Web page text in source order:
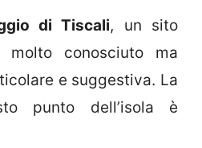
di Tiscali, un sito
molto conosciuto ma
e suggestiva. La
punto dell’isola è